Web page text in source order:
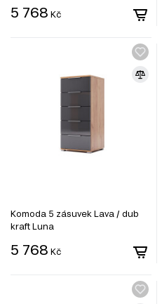
5 768 Kč
Komoda 5 zásuvek Lava / dub
kraft Luna
5 768 Kč